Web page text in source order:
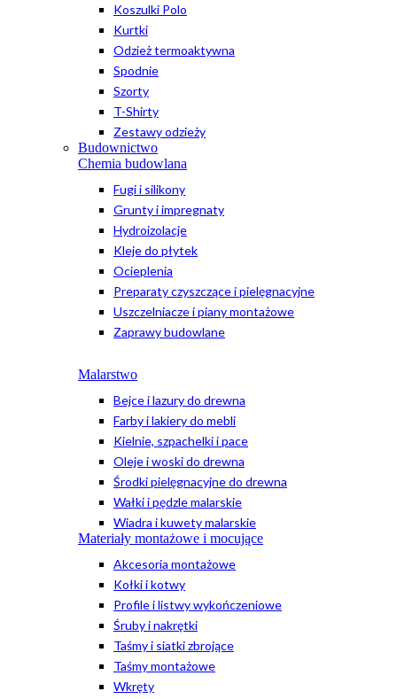
Koszulki Polo
Kurtki
Odzież termoaktywna
Spodnie
Szorty
T-Shirty
Zestawy odzieży
Budownictwo
Chemia budowlana
Fugi i silikony
Grunty i impregnaty
Hydroizolacje
Kleje do płytek
Ocieplenia
Preparaty czyszczące i pielęgnacyjne
Uszczelniacze i piany montażowe
Zaprawy budowlane
Malarstwo
Bejce i lazury do drewna
Farby i lakiery do mebli
Kielnie, szpachelki i pace
Oleje i woski do drewna
Środki pielęgnacyjne do drewna
Wałki i pędzle malarskie
Wiadra i kuwety malarskie
Materiały montażowe i mocujące
Akcesoria montażowe
Kołki i kotwy
Profile i listwy wykończeniowe
Śruby i nakrętki
Taśmy i siatki zbrojące
Taśmy montażowe
Wkręty